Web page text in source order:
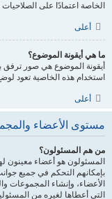
الخاصة اعتمادًا على
أعلى
ما هي أيقونة الموضوع؟
أيقونة الموضوع هي صور ترفق
استخدام هذه الخاصية تعود
أعلى
مستوى الأعضاء
من هم المسئولون؟
المسئولون هو أعضاء معينون
بإمكانهم التحكم في جميع
الأعضاء، وإنشاء المجموعات
التي أعطاها لغيره من